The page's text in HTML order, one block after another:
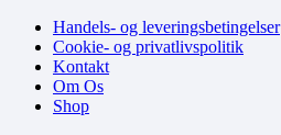
Handels- og leveringsbetingelser
Cookie- og privatlivspolitik
Kontakt
Om Os
Shop